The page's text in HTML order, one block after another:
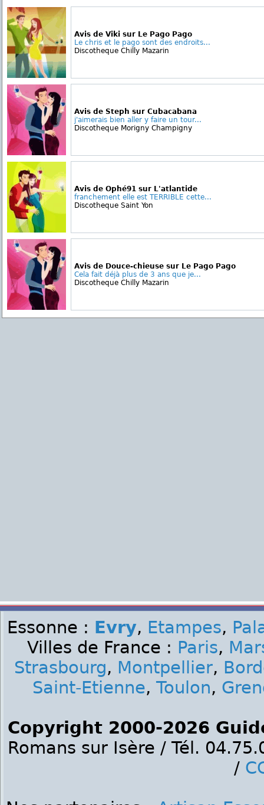
Avis de Viki sur Le Pago Pago
Le chris et le pago sont des endroits...
Discotheque Chilly Mazarin
Avis de Steph sur Cubacabana
j'aimerais bien aller y faire un tour...
Discotheque Morigny Champigny
Avis de Ophé91 sur L'atlantide
franchement elle est TERRIBLE cette...
Discotheque Saint Yon
Avis de Douce-chieuse sur Le Pago Pago
Cela fait déjà plus de 3 ans que je...
Discotheque Chilly Mazarin
Essonne : Evry, Etampes,
Villes de France : Paris,
Strasbourg, Montpellier,
Saint-Etienne, Toulon,
Copyright 2000-2026
Romans sur Isère / Tél.
/